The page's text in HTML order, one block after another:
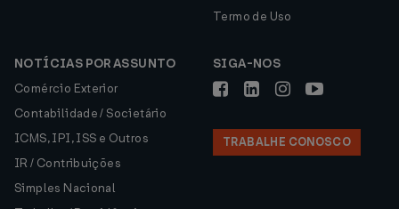
Termo de Uso
NOTÍCIAS POR ASSUNTO
Comércio Exterior
Contabilidade / Societário
ICMS, IPI, ISS e Outros
IR / Contribuições
Simples Nacional
SIGA-NOS
TRABALHE CONOSCO